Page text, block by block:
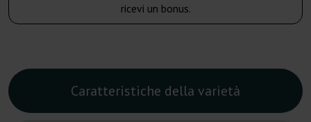
ricevi un bonus.
Caratteristiche della varietà